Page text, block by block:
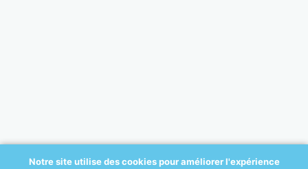
Notre site utilise des cookies pour améliorer l'expérience